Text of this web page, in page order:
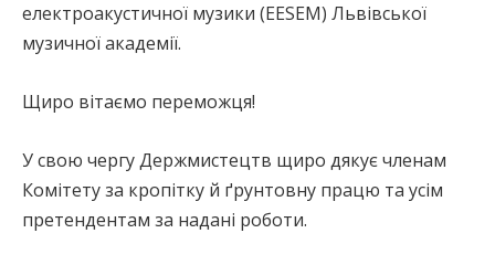
електроакустичної музики (EESEM) Львівської
музичної академії.
Щиро вітаємо переможця!
У свою чергу Держмистецтв щиро дякує членам
Комітету за кропітку й ґрунтовну працю та усім
претендентам за надані роботи.